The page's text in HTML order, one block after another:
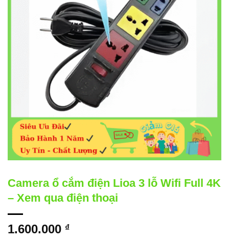
Camera ổ cắm điện Lioa 3 lỗ Wifi Full 4K
– Xem qua điện thoại
1.600.000 ₫